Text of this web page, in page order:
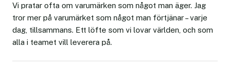
Vi pratar ofta om varumärken som något man äger. Jag
tror mer på varumärket som något man förtjänar – varje
dag, tillsammans. Ett löfte som vi lovar världen, och som
alla i teamet vill leverera på.